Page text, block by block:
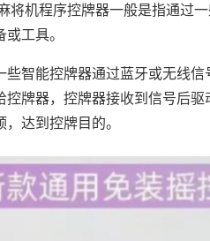
将机程序控牌器一般是指通过
工具。
些智能控牌器通过蓝牙或无线
牌器，控牌器接收到信号后
达到控牌目的。